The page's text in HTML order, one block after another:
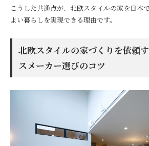
こうした共通点が、北欧スタイルの家を日本
よい暮らしを実現できる理由です。
北欧スタイルの家づくりを依頼
スメーカー選びのコツ